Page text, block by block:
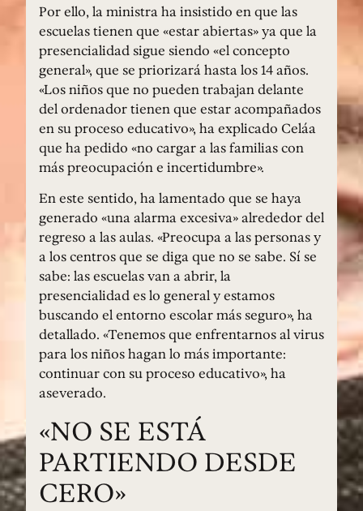
Por ello, la ministra ha insistido en que las
escuelas tienen que «estar abiertas» ya que la
presencialidad sigue siendo «el concepto
general», que se priorizará hasta los 14 años.
«Los niños que no pueden trabajan delante
del ordenador tienen que estar acompañados
en su proceso educativo», ha explicado Celáa
que ha pedido «no cargar a las familias con
más preocupación e incertidumbre».
En este sentido, ha lamentado que se haya
generado «una alarma excesiva» alrededor del
regreso a las aulas. «Preocupa a las personas y
a los centros que se diga que no se sabe. Sí se
sabe: las escuelas van a abrir, la
presencialidad es lo general y estamos
buscando el entorno escolar más seguro», ha
detallado. «Tenemos que enfrentarnos al virus
para los niños hagan lo más importante:
continuar con su proceso educativo», ha
aseverado.
«NO SE ESTÁ
PARTIENDO DESDE
CERO»